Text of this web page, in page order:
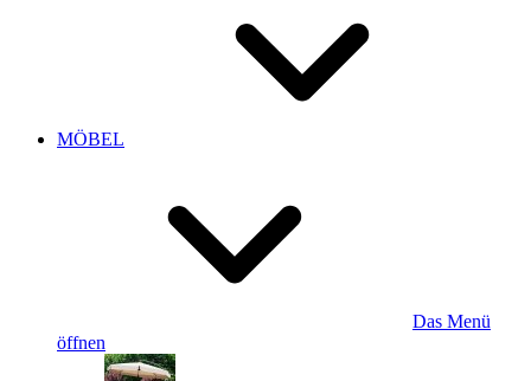
MÖBEL
Das Menü
öffnen